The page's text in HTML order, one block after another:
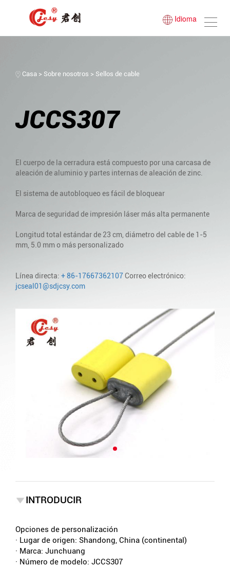
Idioma
Casa > Sobre nosotros > Sellos de cable
JCCS307
El cuerpo de la cerradura está compuesto por una carcasa de
aleación de aluminio y partes internas de aleación de zinc.
El sistema de autobloqueo es fácil de bloquear
Marca de seguridad de impresión láser más alta permanente
Longitud total estándar de 23 cm, diámetro del cable de 1-5
mm, 5.0 mm o más personalizado
Línea directa: + 86-17667362107Correo electrónico:
jcseal01@sdjcsy.com
INTRODUCIR
Opciones de personalización
· Lugar de origen: Shandong, China (continental)
· Marca: Junchuang
· Número de modelo: JCCS307